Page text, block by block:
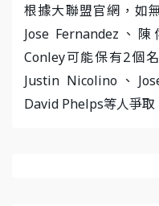
根據大聯盟官網，如
Jose Fernandez、
Conley可能保有2個
Justin Nicolino、
David Phelps等人爭取